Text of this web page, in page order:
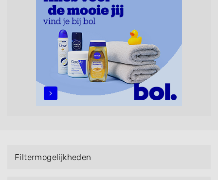
Parrafinebehandeling, 3D Nailart, Bruidsnagels en
Handmassage. U kunt de zoekresultaten filteren met
behulp van de specialisatie filter en u vindt
zoekresultaten in iedere wijk (noord, oost, zuid, west
en het centrum) van Ritthem.
Filtermogelijkheden